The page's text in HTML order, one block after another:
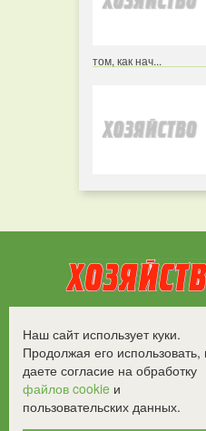
том, как нач...
Все права защищены.
©2008-2017 -
Наш сайт использует куки.
Продолжая его использовать,
даете согласие на обработку
файлов cookie и
пользовательских данных.